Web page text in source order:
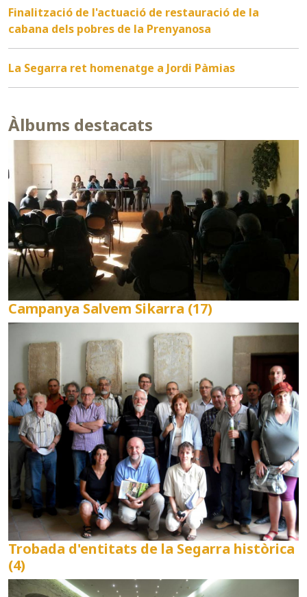
Finalització de l'actuació de restauració de la
cabana dels pobres de la Prenyanosa
La Segarra ret homenatge a Jordi Pàmias
Àlbums destacats
Campanya Salvem Sikarra (17)
Trobada d'entitats de la Segarra històrica
(4)